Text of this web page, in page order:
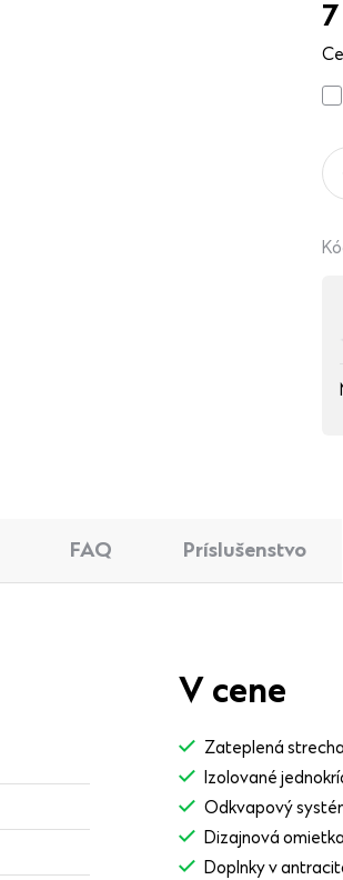
FAQ Príslušenstvo
V cene
Zateplená
Izolované
Odkvapový
Dizajnová
Doplnky v